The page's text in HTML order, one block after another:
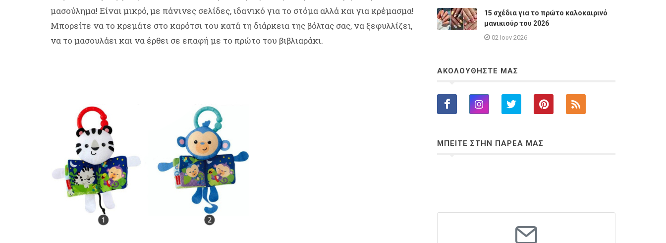
μασούλημα! Είναι μικρό, με πάνινες σελίδες, ιδανικό για το στόμα αλλά και για κρέμασμα!
Μπορείτε να το κρεμάτε στο καρότσι του κατά τη διάρκεια της βόλτας σας, να ξεφυλλίζει,
να το μασουλάει και να έρθει σε επαφή με το πρώτο του βιβλιαράκι.
15 σχέδια για το πρώτο καλοκαιρινό
μανικιούρ του 2026
02 Ιουν 2026
ΑΚΟΛΟΥΘΗΣΤΕ ΜΑΣ
ΜΠΕΙΤΕ ΣΤΗΝ ΠΑΡΕΑ ΜΑΣ